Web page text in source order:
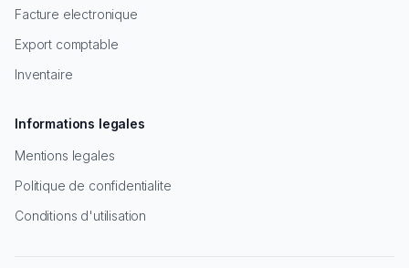
Facture electronique
Export comptable
Inventaire
Informations legales
Mentions legales
Politique de confidentialite
Conditions d'utilisation